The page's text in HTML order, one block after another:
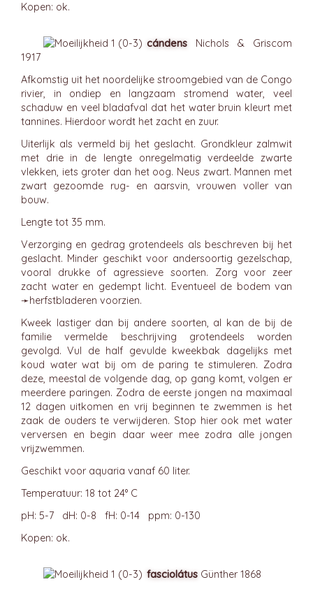
Kopen: ok.
cándens Nichols & Griscom
1917
Afkomstig uit het noordelijke stroomgebied van de Congo
rivier, in ondiep en langzaam stromend water, veel
schaduw en veel bladafval dat het water bruin kleurt met
tannines. Hierdoor wordt het zacht en zuur.
Uiterlijk als vermeld bij het geslacht. Grondkleur zalmwit
met drie in de lengte onregelmatig verdeelde zwarte
vlekken, iets groter dan het oog. Neus zwart. Mannen met
zwart gezoomde rug- en aarsvin, vrouwen voller van
bouw.
Lengte tot 35 mm.
Verzorging en gedrag grotendeels als beschreven bij het
geslacht. Minder geschikt voor andersoortig gezelschap,
vooral drukke of agressieve soorten. Zorg voor zeer
zacht water en gedempt licht. Eventueel de bodem van
➛herfstbladeren voorzien.
Kweek lastiger dan bij andere soorten, al kan de bij de
familie vermelde beschrijving grotendeels worden
gevolgd. Vul de half gevulde kweekbak dagelijks met
koud water wat bij om de paring te stimuleren. Zodra
deze, meestal de volgende dag, op gang komt, volgen er
meerdere paringen. Zodra de eerste jongen na maximaal
12 dagen uitkomen en vrij beginnen te zwemmen is het
zaak de ouders te verwijderen. Stop hier ook met water
verversen en begin daar weer mee zodra alle jongen
vrijzwemmen.
Geschikt voor aquaria vanaf 60 liter.
Temperatuur: 18 tot 24° C
pH: 5-7 dH: 0-8 fH: 0-14 ppm: 0-130
Kopen: ok.
fasciolátus Günther 1868